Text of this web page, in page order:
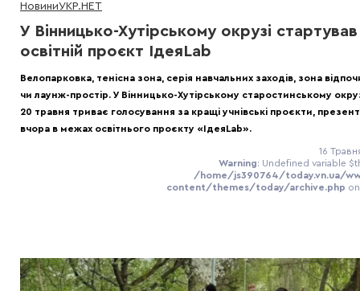
НовиниУКР.НЕТ
У Вінницько-Хутірському окрузі стартував
освітній проєкт ІдеяLab
Велопарковка, тенісна зона, серія навчальних заходів, зона
чи лаунж-простір. У Вінницько-Хутірському старостинському
20 травня триває голосування за кращі учнівські проєкти,
вчора в межах освітнього проєкту «ІдеяLab».
16
Warning: Undefined variable
/home/js390764/today.vn.ua/
content/themes/today/archive.php